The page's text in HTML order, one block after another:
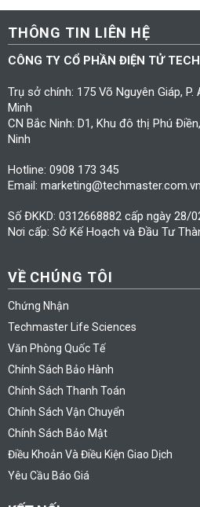
THÔNG TIN LIÊN HỆ
CÔNG TY CỔ PHẦN ĐIỆN TỬ
Trụ sở chính: 175 Võ Nguyên Giáp,
Minh
CN Bắc Ninh: D1, Khu đô thị Phú
Ninh
Hotline: 0908 173 345
Email: marketing@techmaster.com.vn
Số ĐKKD: 0312668882 cấp ngày 28/
Nơi cấp: Sở Kế Hoạch và Đầu Tư
VỀ CHÚNG TÔI
Chứng Nhận
Techmaster Life Sciences
Văn Phòng Quốc Tế
Chính Sách Bảo Hành
Chính Sách Thanh Toán
Chính Sách Vận Chuyển
Chính Sách Bảo Mật
Điều Khoản Và Điều Kiện Giao Dịch
Yêu Cầu Báo Giá